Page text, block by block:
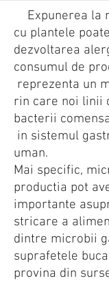
Expunerea la
cu plantele
dezvoltarea
consumul de
reprezenta un
rin care noi linii
bacterii
in sistemul
uman.
Mai specific,
productia pot
importante
stricare a
dintre microbii
suprafetele
provina din